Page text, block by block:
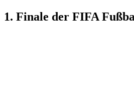
1. Finale der FIFA